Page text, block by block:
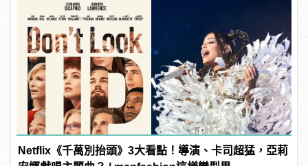
Netflix《千萬別抬頭》3大看點！導演、卡司超猛，亞莉